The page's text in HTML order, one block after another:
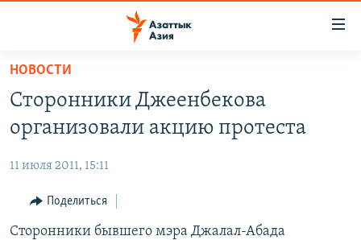
Вернуться
основному
содержанию
Вернутся
навигации
Вернутся
КАЗАХСТАН
УЗБЕКИСТАН
ТАДЖИКИСТАН
НОВОСТИ
ВОЙНА В УКРАИНЕ
НА ДРУГИХ ЯЗЫКАХ
ҚАЗАҚША
КЫРГЫЗЧА
НОВОСТИ
Сторонники Джеенбекова
организовали акцию протеста
11 июля 2011, 15:11
Поделиться
Сторонники бывшего мэра Джалал-Абада